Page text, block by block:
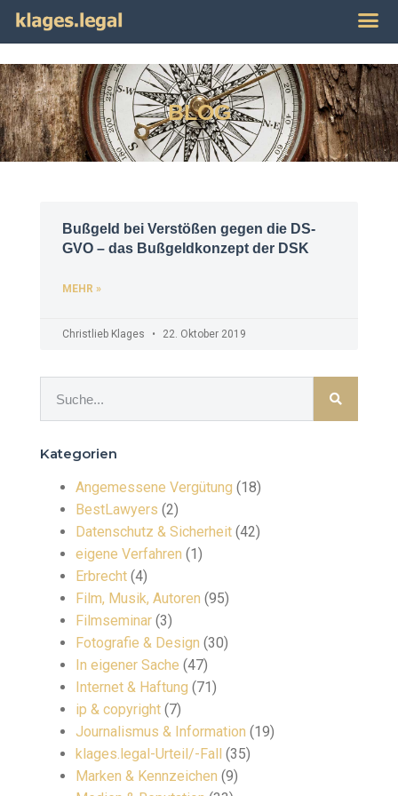
BLOG
Bußgeld bei Verstößen gegen die DS-
GVO – das Bußgeldkonzept der DSK
MEHR »
Christlieb Klages 22. Oktober 2019
Kategorien
Angemessene Vergütung (18)
BestLawyers (2)
Datenschutz & Sicherheit (42)
eigene Verfahren (1)
Erbrecht (4)
Film, Musik, Autoren (95)
Filmseminar (3)
Fotografie & Design (30)
In eigener Sache (47)
Internet & Haftung (71)
ip & copyright (7)
Journalismus & Information (19)
klages.legal-Urteil/-Fall (35)
Marken & Kennzeichen (9)